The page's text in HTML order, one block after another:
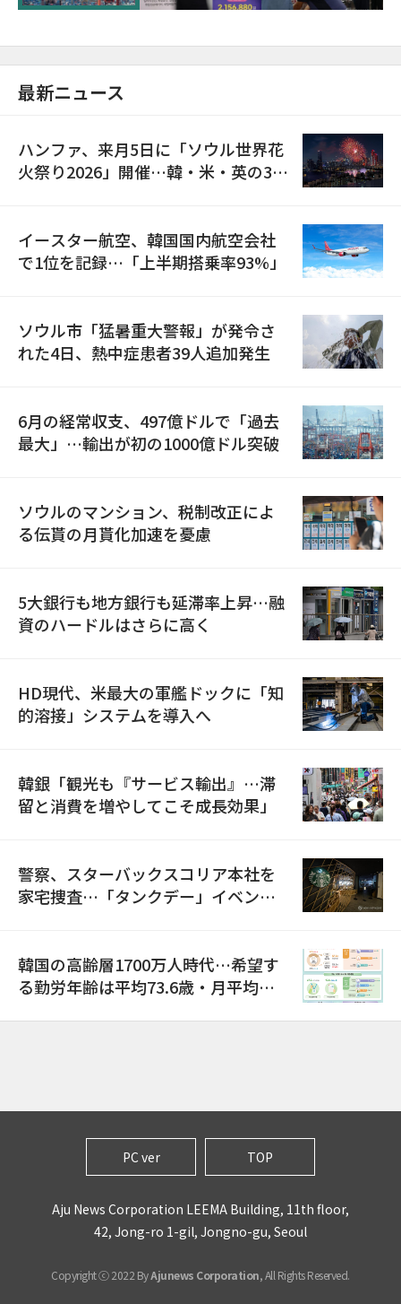
最新ニュース
ハンファ、来月5日に「ソウル世界花
火祭り2026」開催…韓・米・英の3カ
イースター航空、韓国国内航空会社
で1位を記録…「上半期搭乗率93%」
ソウル市「猛暑重大警報」が発令さ
れた4日、熱中症患者39人追加発生
6月の経常収支、497億ドルで「過去
最大」…輸出が初の1000億ドル突破
ソウルのマンション、税制改正によ
る伝貰の月貰化加速を憂慮
5大銀行も地方銀行も延滞率上昇…融
資のハードルはさらに高く
HD現代、米最大の軍艦ドックに「知
的溶接」システムを導入へ
韓銀「観光も『サービス輸出』…滞
留と消費を増やしてこそ成長効果」
警察、スターバックスコリア本社を
家宅捜査…「タンクデー」イベント
韓国の高齢層1700万人時代…希望す
る勤労年齢は平均73.6歳・月平均賃
PC ver TOP
Aju News Corporation LEEMA Building, 11th floor,
42, Jong-ro 1-gil, Jongno-gu, Seoul
Copyright ⓒ 2022 ByAjunews Corporation, All Rights Reserved.